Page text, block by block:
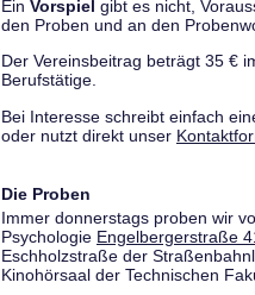
Ein Vorspiel gibt es nicht,
den Proben und an den
Der Vereinsbeitrag beträgt 35 €
Berufstätige.
Bei Interesse schreibt einfach
oder nutzt direkt unser
Die Proben
Immer donnerstags proben wir
Psychologie Engelbergerstraße
Eschholzstraße der
Kinohörsaal der Technischen